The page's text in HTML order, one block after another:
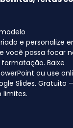
e personalize
você possa focar
Baixe
ou use
Slides. Gratuito
limites.